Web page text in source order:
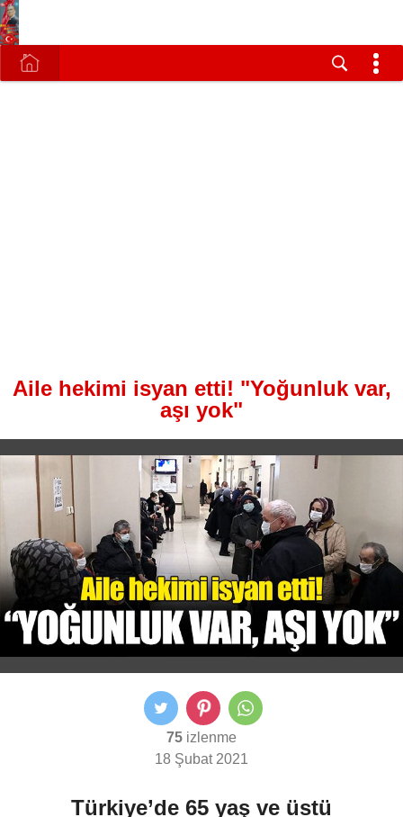
Aile hekimi isyan etti! "Yoğunluk var,
aşı yok"
75 izlenme
18 Şubat 2021
Türkiye’de 65 yaş ve üstü